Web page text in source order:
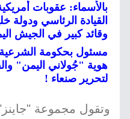
بالأسماء: عقوبات
القيادة الرئاسي
وقائد كبير في الجيش
مسئول بحكومة
هوية "جُولاني اليمن"
لتحرير صنعاء !
وتقول مجموعة